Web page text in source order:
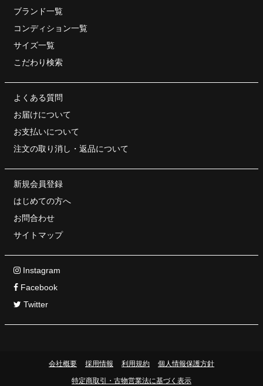
ブランド一覧
コンディション一覧
サイズ一覧
こだわり検索
よくある質問
お届けについて
お支払いについて
注文の取り消し・ 返品について
新規会員登録
はじめての方へ
お問合わせ
サイトマップ
Instagram
Facebook
Twitter
会社概要 採用情報 利用規約 個人情報保護方針
特定商取引・古物営業法に基づく表示